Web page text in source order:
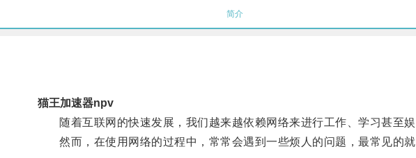
简介
猫王加速器npv
随着互联网的快速发展，我们越来越依赖网络来进行工作、学习甚至娱
然而，在使用网络的过程中，常常会遇到一些烦人的问题，最常见的就